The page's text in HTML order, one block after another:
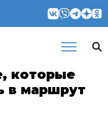
которые
в маршрут